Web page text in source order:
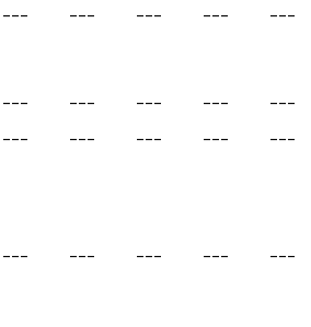
--- --- --- --- ---
--- --- --- --- ---
--- --- --- --- ---
--- --- --- --- ---